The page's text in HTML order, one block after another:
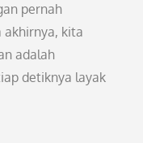
pernah
akhirnya, kita
adalah
detiknya layak